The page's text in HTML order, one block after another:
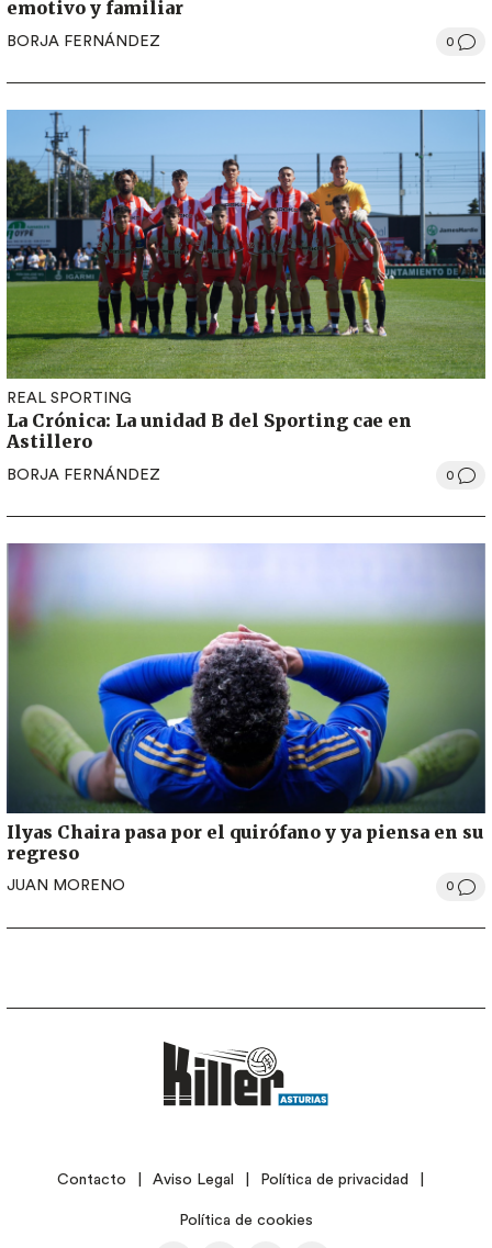
emotivo y familiar
BORJA FERNÁNDEZ 0
REAL SPORTING
La Crónica: La unidad B del Sporting cae en
Astillero
BORJA FERNÁNDEZ 0
Ilyas Chaira pasa por el quirófano y ya piensa en su
regreso
JUAN MORENO 0
LEGALContacto Aviso Legal Política de privacidad
Política de cookies